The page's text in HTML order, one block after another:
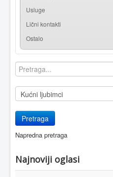
Usluge
Lični kontakti
Ostalo
Napredna pretraga
Najnoviji oglasi